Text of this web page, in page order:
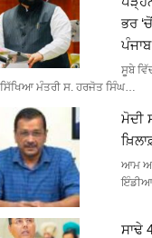
ਭਰ
ਸੂਬੇ
ਸਿੱਖਿਆ ਮੰਤਰੀ ਸ. ਹਰਜੋਤ ਸਿੰਘ…
ਮੋਦੀ
ਆਮ
ਇੰਡੀਆ
ਸਾਢੇ